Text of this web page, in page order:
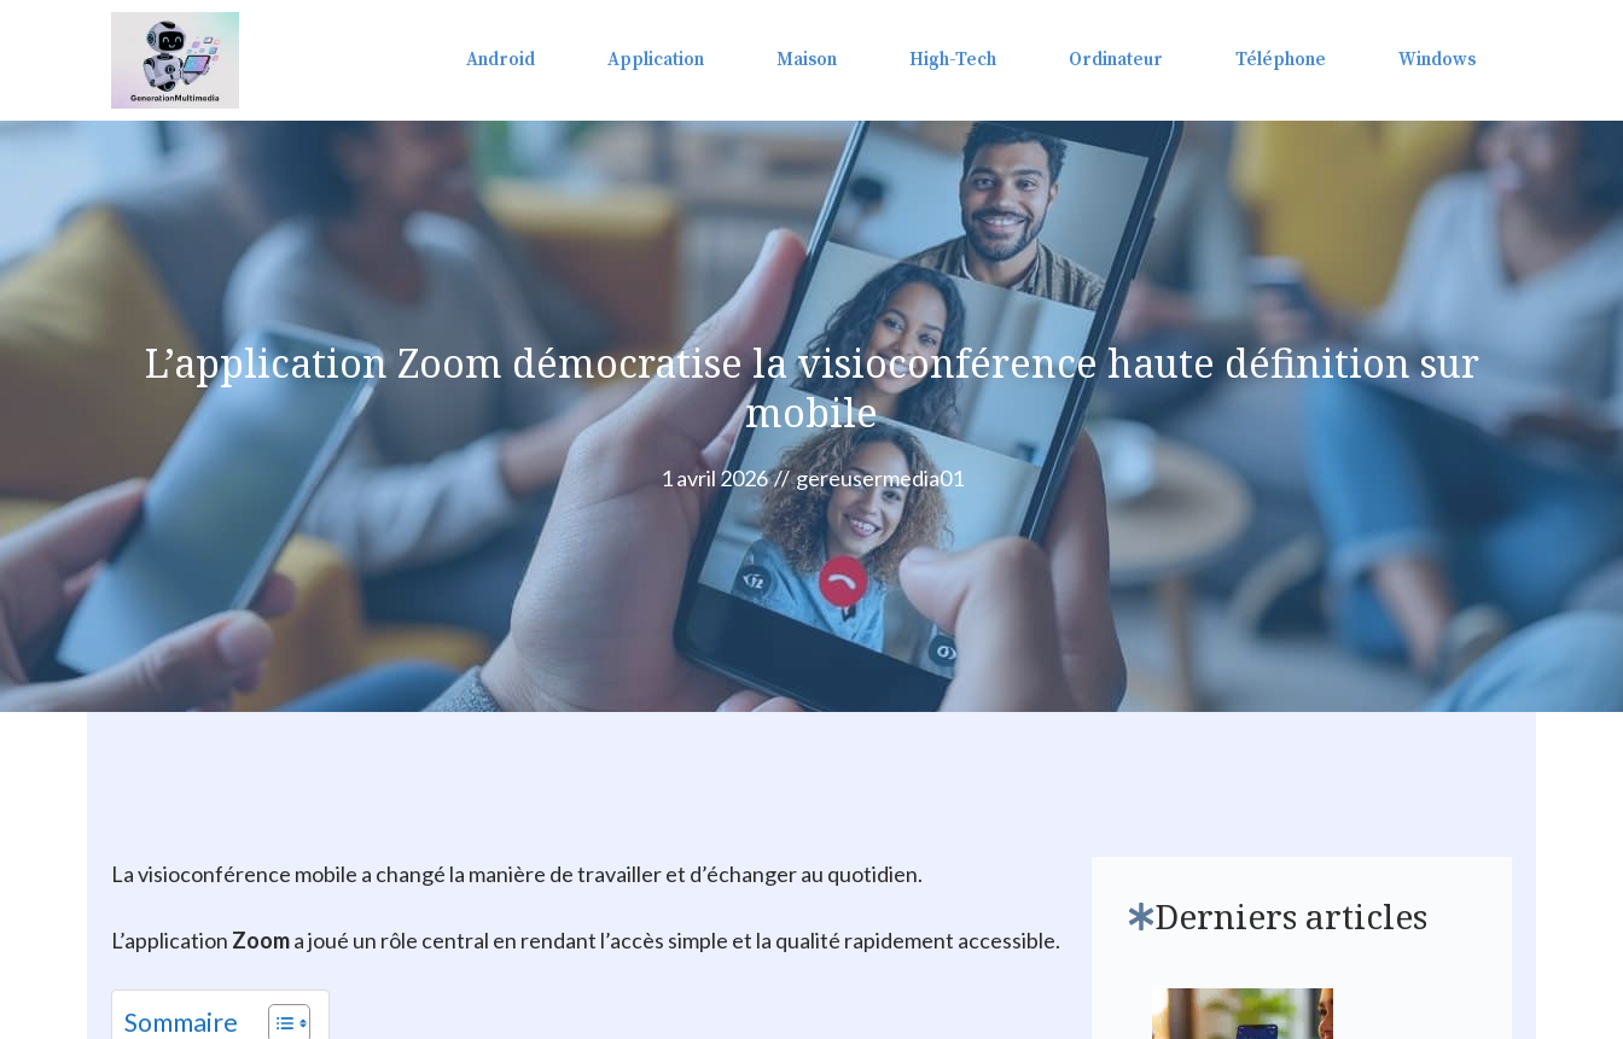
Android Application Maison High-Tech Ordinateur Téléphone Windows
L’application Zoom démocratise la visioconférence haute définition sur
mobile
1 avril 2026 // gereusermedia01
La visioconférence mobile a changé la manière de travailler et d’échanger au quotidien.
L’application Zooma joué un rôle central en rendant l’accès simple et la qualité rapidement accessible.
Sommaire
Derniers articles